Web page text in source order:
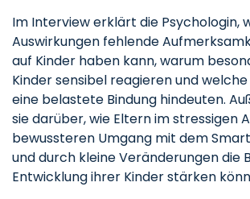
Im Interview erklärt die Psychologin,
Auswirkungen fehlende
auf Kinder haben kann, warum
Kinder sensibel reagieren und welche
eine belastete Bindung hindeuten.
sie darüber, wie Eltern im stressigen
bewussteren Umgang mit dem
und durch kleine Veränderungen die
Entwicklung ihrer Kinder stärken